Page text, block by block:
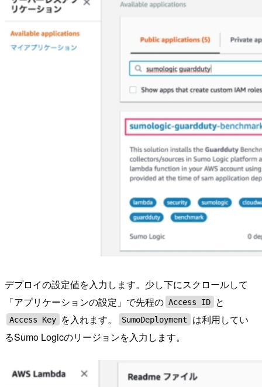
デプロイの設定値を入力します。少し下にスクロールして
「アプリケーションの設定」で先程の Access ID と
Access Key を入れます。 SumoDeployment
は利用してい
るSumo Logicのリージョンを入力します。